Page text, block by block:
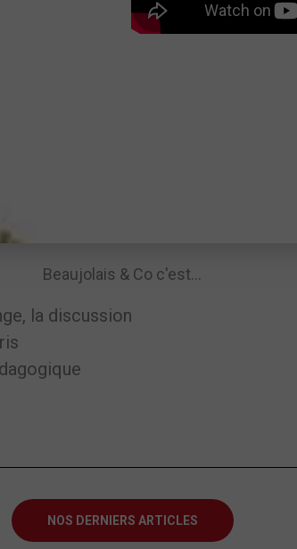
Beaujolais & Co c'est...
la discussion
NOS DERNIERS ARTICLES